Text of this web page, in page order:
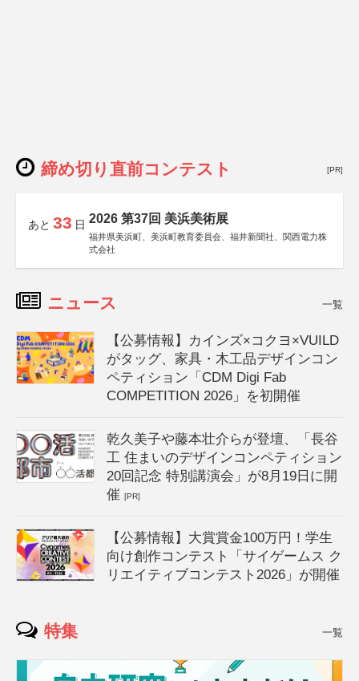
締め切り直前コンテスト [PR]
あと 33 日 2026 第37回 美浜美術展
福井県美浜町、美浜町教育委員会、福井新聞社、関西電力株
式会社
ニュース 一覧
【公募情報】カインズ×コクヨ×VUILD
がタッグ、家具・木工品デザインコン
ペティション「CDM Digi Fab
COMPETITION 2026」を初開催
乾久美子や藤本壮介らが登壇、「長谷
工 住まいのデザインコンペティション
20回記念 特別講演会」が8月19日に開
催[PR]
【公募情報】大賞賞金100万円！学生
向け創作コンテスト「サイゲームス ク
リエイティブコンテスト2026」が開催
特集 一覧